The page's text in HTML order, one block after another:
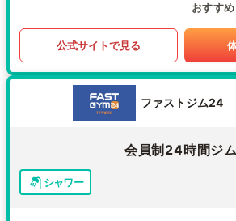
おすす
公式サイトで見る
ファストジム24
会員制24時間ジム
シャワー